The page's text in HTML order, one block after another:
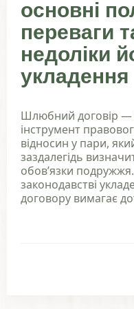
основні
переваги
недоліки
укладення
Шлюбний договір —
інструмент
відносин у пари,
заздалегідь
обов’язки
законодавстві
договору вимагає